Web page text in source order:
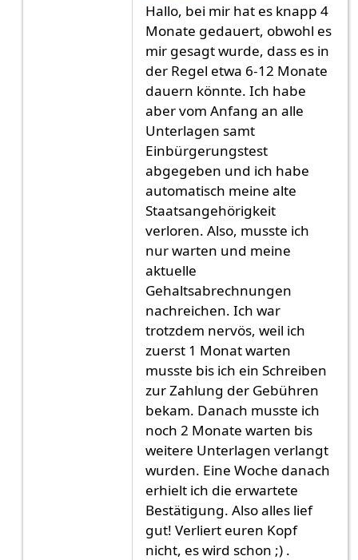
Hallo, bei mir hat es knapp 4
Monate gedauert, obwohl es
mir gesagt wurde, dass es in
der Regel etwa 6-12 Monate
dauern könnte. Ich habe
aber vom Anfang an alle
Unterlagen samt
Einbürgerungstest
abgegeben und ich habe
automatisch meine alte
Staatsangehörigkeit
verloren. Also, musste ich
nur warten und meine
aktuelle
Gehaltsabrechnungen
nachreichen. Ich war
trotzdem nervös, weil ich
zuerst 1 Monat warten
musste bis ich ein Schreiben
zur Zahlung der Gebühren
bekam. Danach musste ich
noch 2 Monate warten bis
weitere Unterlagen verlangt
wurden. Eine Woche danach
erhielt ich die erwartete
Bestätigung. Also alles lief
gut! Verliert euren Kopf
nicht, es wird schon ;) .